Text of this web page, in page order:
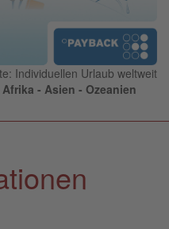
Individuellen Urlaub weltweit
- Asien - Ozeanien